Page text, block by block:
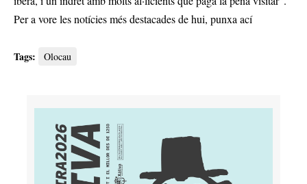
Per a vore les notícies més destacades de hui, punxa ací
Tags: Olocau